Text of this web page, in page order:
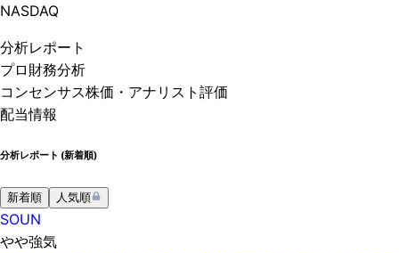
NASDAQ
分析レポート
プロ 財務分析
コンセンサス株価 ・アナリスト評価
配当情報
分析レポート (新着順)
新着順 人気順
SOUN
やや強気